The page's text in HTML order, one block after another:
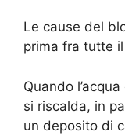
Le cause del
prima fra tutte
Quando
si riscalda, in
un deposito di